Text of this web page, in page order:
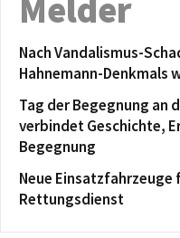
Melder
Nach Vandalismus-
Hahnemann-Denkmals
Tag der Begegnung an
verbindet Geschichte,
Begegnung
Neue Einsatzfahrzeuge
Rettungsdienst